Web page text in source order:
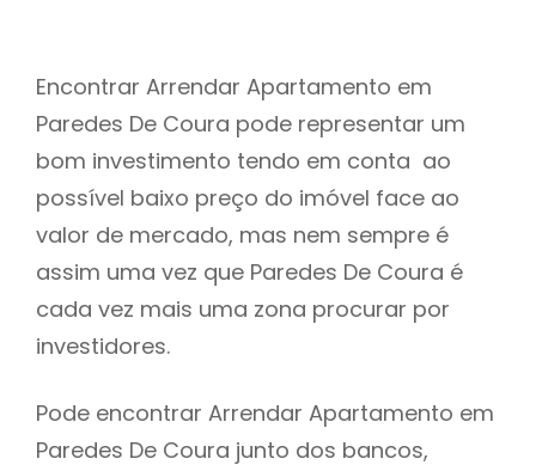
Encontrar Arrendar Apartamento em
Paredes De Coura pode representar um
bom investimento tendo em conta ao
possível baixo preço do imóvel face ao
valor de mercado, mas nem sempre é
assim uma vez que Paredes De Coura é
cada vez mais uma zona procurar por
investidores.
Pode encontrar Arrendar Apartamento em
Paredes De Coura junto dos bancos,